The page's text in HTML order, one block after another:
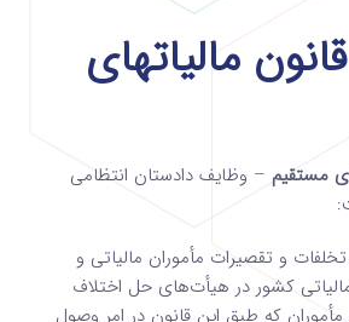
ماده 264 قانون مالیاتهای
– وظایف دادستان انتظامی
و تقصیرات ‌مأموران مالیاتی و
مالیاتی کشور در هیأت‌های حل اختلاف
که طبق این قانون در امر ‌وصول